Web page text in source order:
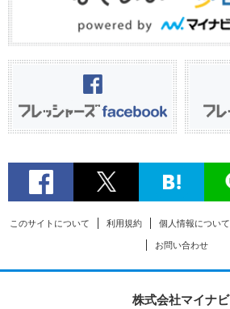
このサイトについて 利用規約 個人情報について
お問い合わせ
株式会社マイナビ